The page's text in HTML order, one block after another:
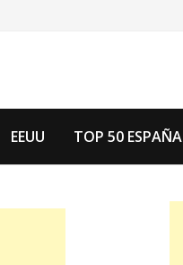
EEUU TOP 50 ESPAÑA